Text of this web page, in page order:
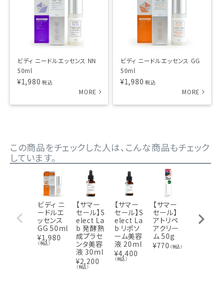
ビディ ニードルエッセンス NN
50ml
¥1,980 税込
ビディ ニードルエッセンス GG
50ml
¥1,980 税込
この商品をチェックした人は、こんな商品もチェック
しています。
ビディ ニ
ードルエ
ッセンス
GG 50ml
¥1,980
（税込）
【サマー
セール】S
elect La
b 発酵熟
成プラセ
ンタ美容
液 30ml
¥2,200
（税込）
【サマー
セール】S
elect La
b リポソ
ーム美容
液 20ml
¥4,400
（税込）
【サマー
セール】
アトリペ
アクリー
ム 50g
¥770 （税込）
セール】V
Cエッセ